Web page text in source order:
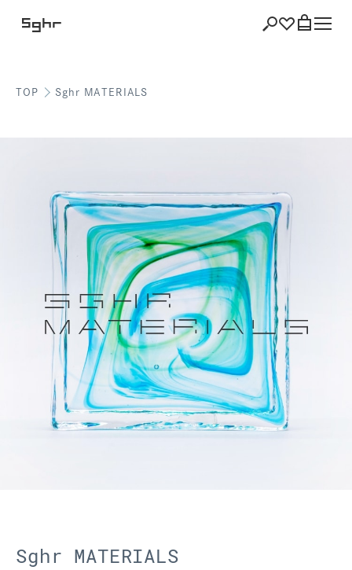
注文履歴
会員登録情報
ポイント
お気に入り
ログアウト
TOP Sghr MATERIALS
Sghr MATERIALS